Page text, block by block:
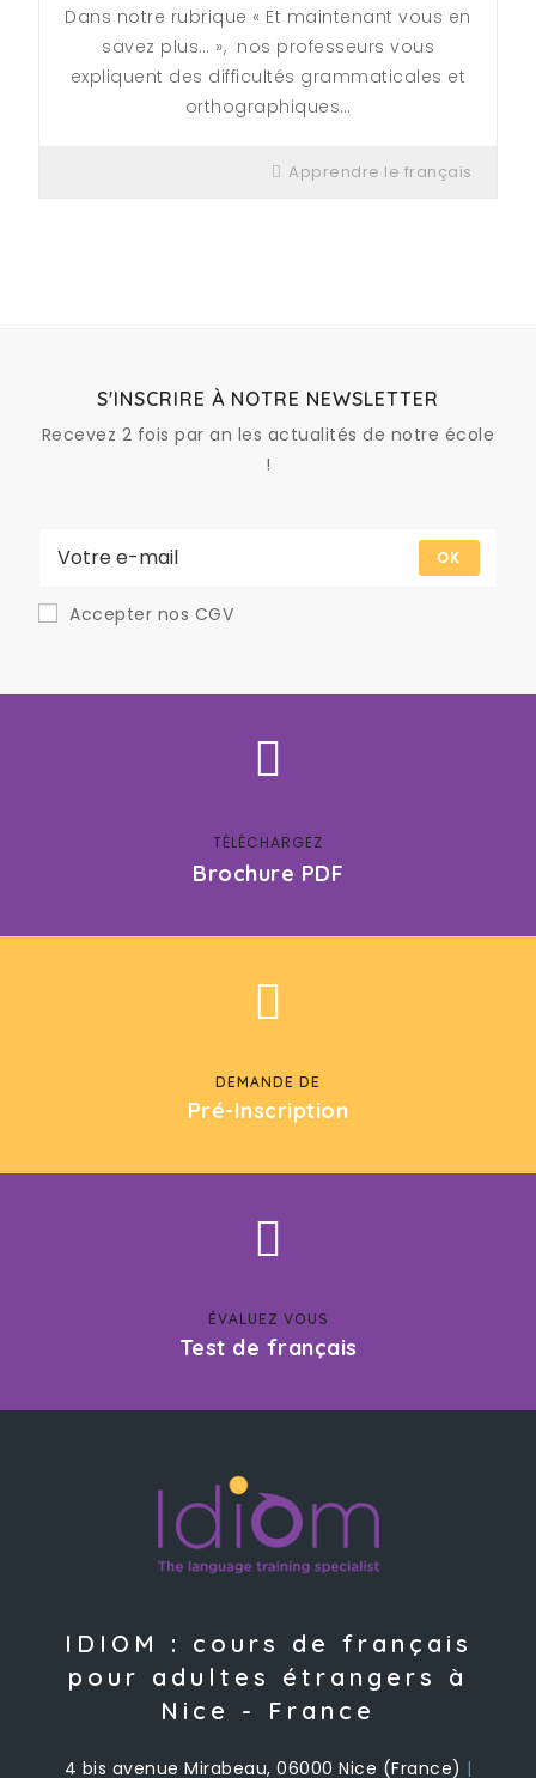
Dans notre rubrique « Et maintenant vous en
savez plus… », nos professeurs vous
expliquent des difficultés grammaticales et
orthographiques…
Apprendre le français
S'INSCRIRE À NOTRE NEWSLETTER
Recevez 2 fois par an les actualités de notre école
!
OK
Accepter nos CGV
TÉLÉCHARGEZ
Brochure PDF
DEMANDE DE
Pré-Inscription
ÉVALUEZ VOUS
Test de français
IDIOM : cours de français
pour adultes étrangers à
Nice - France
4 bis avenue Mirabeau, 06000 Nice (France) |